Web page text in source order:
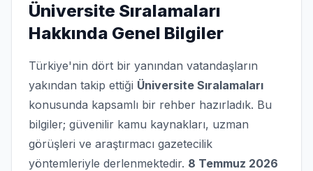
Üniversite Sıralamaları
Hakkında Genel Bilgiler
Türkiye'nin dört bir yanından vatandaşların
yakından takip ettiği Üniversite Sıralamaları
konusunda kapsamlı bir rehber hazırladık. Bu
bilgiler; güvenilir kamu kaynakları, uzman
görüşleri ve araştırmacı gazetecilik
yöntemleriyle derlenmektedir. 8 Temmuz 2026